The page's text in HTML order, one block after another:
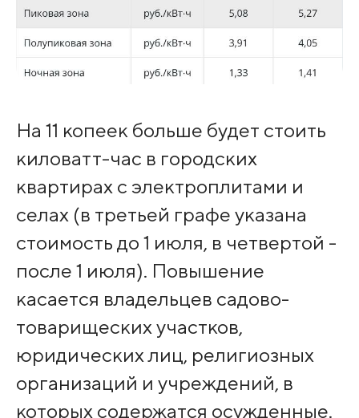
На 11 копеек больше будет стоить
киловатт-час в городских
квартирах с электроплитами и
селах (в третьей графе указана
стоимость до 1 июля, в четвертой -
после 1 июля). Повышение
касается владельцев садово-
товарищеских участков,
юридических лиц, религиозных
организаций и учреждений, в
которых содержатся осужденные.